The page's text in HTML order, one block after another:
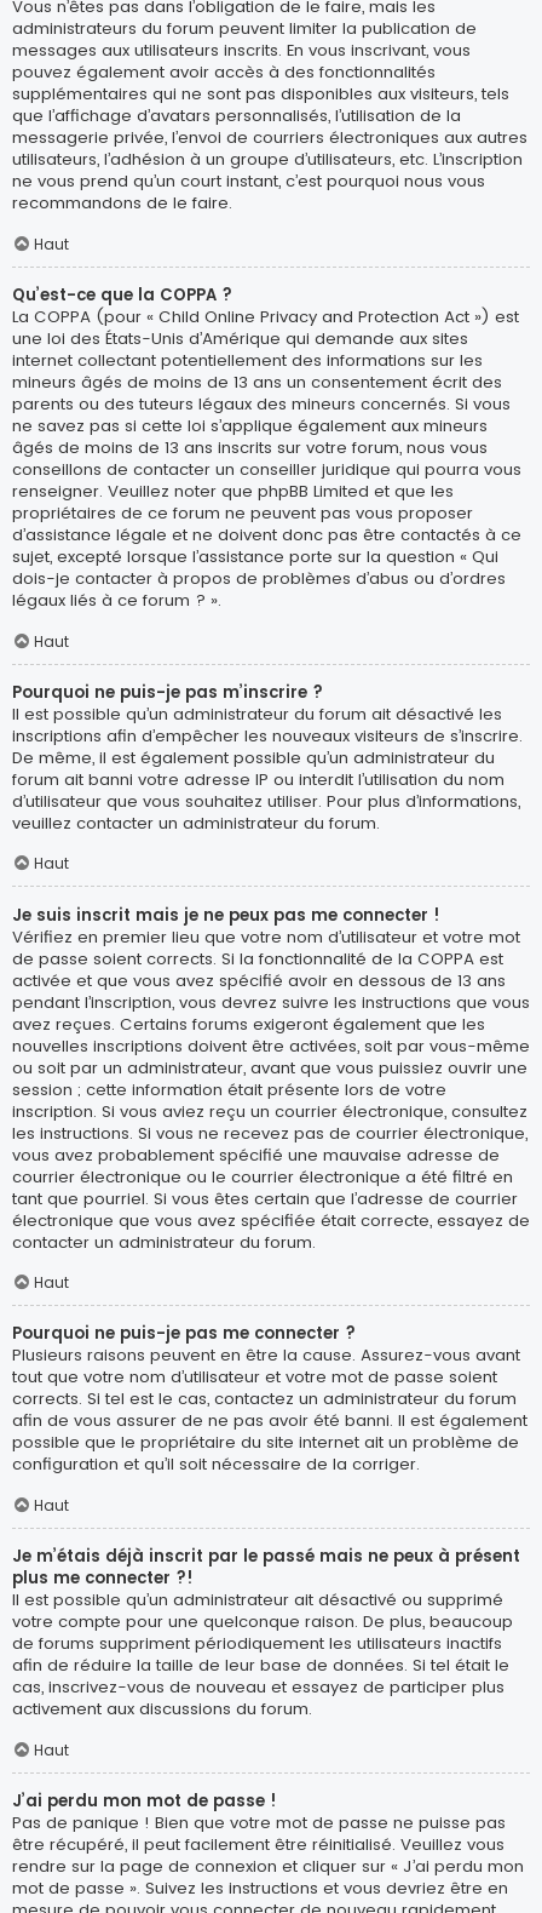
Vous n’êtes pas dans l’obligation de le faire, mais les
administrateurs du forum peuvent limiter la publication de
messages aux utilisateurs inscrits. En vous inscrivant, vous
pouvez également avoir accès à des fonctionnalités
supplémentaires qui ne sont pas disponibles aux visiteurs, tels
que l’affichage d’avatars personnalisés, l’utilisation de la
messagerie privée, l’envoi de courriers électroniques aux autres
utilisateurs, l’adhésion à un groupe d’utilisateurs, etc. L’inscription
ne vous prend qu’un court instant, c’est pourquoi nous vous
recommandons de le faire.
Haut
Qu’est-ce que la COPPA ?
La COPPA (pour « Child Online Privacy and Protection Act ») est
une loi des États-Unis d’Amérique qui demande aux sites
internet collectant potentiellement des informations sur les
mineurs âgés de moins de 13 ans un consentement écrit des
parents ou des tuteurs légaux des mineurs concernés. Si vous
ne savez pas si cette loi s’applique également aux mineurs
âgés de moins de 13 ans inscrits sur votre forum, nous vous
conseillons de contacter un conseiller juridique qui pourra vous
renseigner. Veuillez noter que phpBB Limited et que les
propriétaires de ce forum ne peuvent pas vous proposer
d’assistance légale et ne doivent donc pas être contactés à ce
sujet, excepté lorsque l’assistance porte sur la question « Qui
dois-je contacter à propos de problèmes d’abus ou d’ordres
légaux liés à ce forum ? ».
Haut
Pourquoi ne puis-je pas m’inscrire ?
Il est possible qu’un administrateur du forum ait désactivé les
inscriptions afin d’empêcher les nouveaux visiteurs de s’inscrire.
De même, il est également possible qu’un administrateur du
forum ait banni votre adresse IP ou interdit l’utilisation du nom
d’utilisateur que vous souhaitez utiliser. Pour plus d’informations,
veuillez contacter un administrateur du forum.
Haut
Je suis inscrit mais je ne peux pas me connecter !
Vérifiez en premier lieu que votre nom d’utilisateur et votre mot
de passe soient corrects. Si la fonctionnalité de la COPPA est
activée et que vous avez spécifié avoir en dessous de 13 ans
pendant l’inscription, vous devrez suivre les instructions que vous
avez reçues. Certains forums exigeront également que les
nouvelles inscriptions doivent être activées, soit par vous-même
ou soit par un administrateur, avant que vous puissiez ouvrir une
session ; cette information était présente lors de votre
inscription. Si vous aviez reçu un courrier électronique, consultez
les instructions. Si vous ne recevez pas de courrier électronique,
vous avez probablement spécifié une mauvaise adresse de
courrier électronique ou le courrier électronique a été filtré en
tant que pourriel. Si vous êtes certain que l’adresse de courrier
électronique que vous avez spécifiée était correcte, essayez de
contacter un administrateur du forum.
Haut
Pourquoi ne puis-je pas me connecter ?
Plusieurs raisons peuvent en être la cause. Assurez-vous avant
tout que votre nom d’utilisateur et votre mot de passe soient
corrects. Si tel est le cas, contactez un administrateur du forum
afin de vous assurer de ne pas avoir été banni. Il est également
possible que le propriétaire du site internet ait un problème de
configuration et qu’il soit nécessaire de la corriger.
Haut
Je m’étais déjà inscrit par le passé mais ne peux à présent
plus me connecter ?!
Il est possible qu’un administrateur ait désactivé ou supprimé
votre compte pour une quelconque raison. De plus, beaucoup
de forums suppriment périodiquement les utilisateurs inactifs
afin de réduire la taille de leur base de données. Si tel était le
cas, inscrivez-vous de nouveau et essayez de participer plus
activement aux discussions du forum.
Haut
J’ai perdu mon mot de passe !
Pas de panique ! Bien que votre mot de passe ne puisse pas
être récupéré, il peut facilement être réinitialisé. Veuillez vous
rendre sur la page de connexion et cliquer sur « J’ai perdu mon
mot de passe ». Suivez les instructions et vous devriez être en